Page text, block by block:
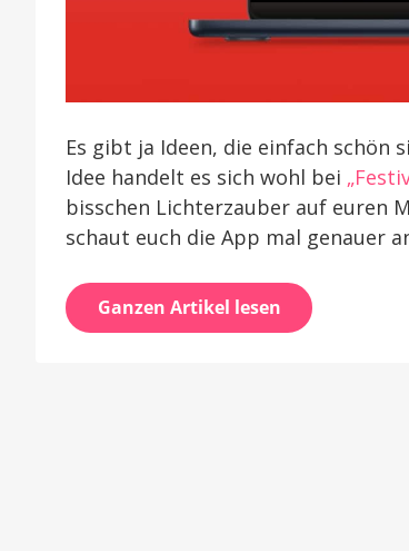
Es gibt ja Ideen, die einfach schön
Idee handelt es sich wohl bei
bisschen Lichterzauber auf euren
schaut euch die App mal genauer
Ganzen Artikel lesen